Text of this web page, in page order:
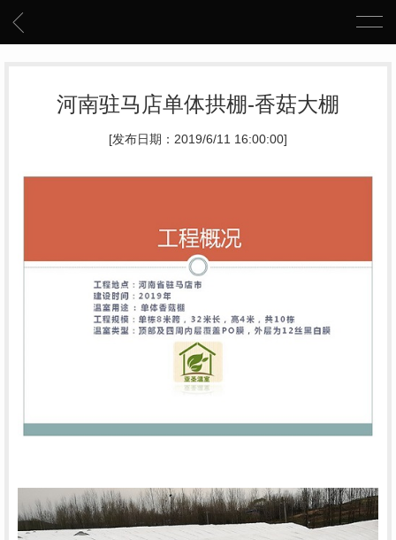
河南驻马店单体拱棚-香菇大棚
[发布日期：2019/6/11 16:00:00]